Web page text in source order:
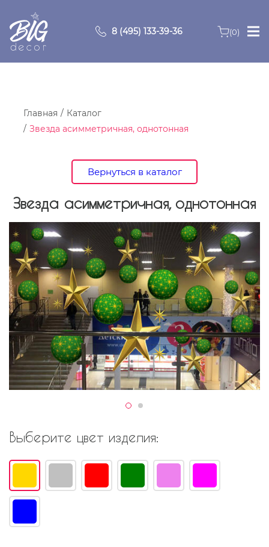
8 (495) 133-39-36 (0)
Главная
О компании
Видео
Портфолио
Контакты
Главная
Каталог
Звезда асимметричная, однотонная
Вернуться в каталог
Звезда асимметричная, однотонная
Выберите цвет изделия: